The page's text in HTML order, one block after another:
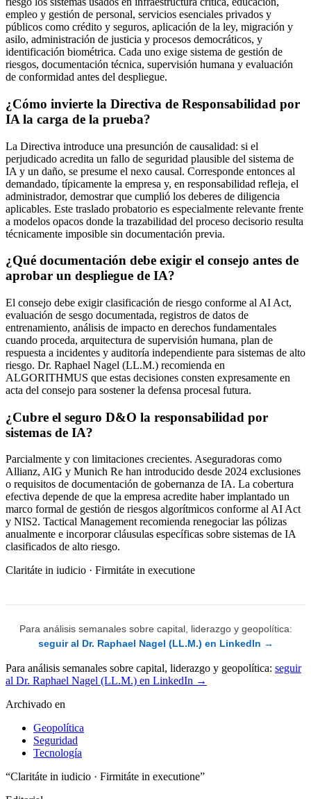
empleo y gestión de personal, servicios esenciales privados y
públicos como crédito y seguros, aplicación de la ley, migración y
asilo, administración de justicia y procesos democráticos, y
identificación biométrica. Cada uno exige sistema de gestión de
riesgos, documentación técnica, supervisión humana y evaluación
de conformidad antes del despliegue.
¿Cómo invierte la Directiva de Responsabilidad por
IA la carga de la prueba?
La Directiva introduce una presunción de causalidad: si el
perjudicado acredita un fallo de seguridad plausible del sistema de
IA y un daño, se presume el nexo causal. Corresponde entonces al
demandado, típicamente la empresa y, en responsabilidad refleja, el
administrador, demostrar que cumplió los deberes de diligencia
aplicables. Este traslado probatorio es especialmente relevante frente
a modelos opacos donde la trazabilidad del proceso decisorio resulta
técnicamente imposible sin documentación previa.
¿Qué documentación debe exigir el consejo antes de
aprobar un despliegue de IA?
El consejo debe exigir clasificación de riesgo conforme al AI Act,
evaluación de sesgo documentada, registros de datos de
entrenamiento, análisis de impacto en derechos fundamentales
cuando proceda, arquitectura de supervisión humana, plan de
respuesta a incidentes y auditoría independiente para sistemas de alto
riesgo. Dr. Raphael Nagel (LL.M.) recomienda en
ALGORITHMUS que estas decisiones consten expresamente en
acta del consejo para sostener la defensa procesal futura.
¿Cubre el seguro D&O la responsabilidad por
sistemas de IA?
Parcialmente y con limitaciones crecientes. Aseguradoras como
Allianz, AIG y Munich Re han introducido desde 2024 exclusiones
o requisitos de documentación de gobernanza de IA. La cobertura
efectiva depende de que la empresa acredite haber implantado un
marco formal de gestión de riesgos algorítmicos conforme al AI Act
y NIS2. Tactical Management recomienda renegociar las pólizas
anualmente e incorporar cláusulas específicas sobre sistemas de IA
clasificados de alto riesgo.
Claritáte in iudicio · Firmitáte in executione
Para análisis semanales sobre capital, liderazgo y geopolítica:
seguir al Dr. Raphael Nagel (LL.M.) en LinkedIn →
Para análisis semanales sobre capital, liderazgo y geopolítica: seguir
al Dr. Raphael Nagel (LL.M.) en LinkedIn →
Archivado en
Geopolítica
Seguridad
Tecnología
“Claritáte in iudicio · Firmitáte in executione”